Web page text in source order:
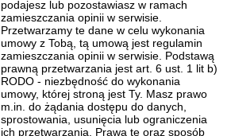
podajesz lub pozostawiasz w ramach
zamieszczania opinii w serwisie.
Przetwarzamy te dane w celu wykonania
umowy z Tobą, tą umową jest regulamin
zamieszczania opinii w serwisie. Podstawą
prawną przetwarzania jest art. 6 ust. 1 lit b)
RODO - niezbędność do wykonania
umowy, której stroną jest Ty. Masz prawo
m.in. do żądania dostępu do danych,
sprostowania, usunięcia lub ograniczenia
ich przetwarzania. Prawa te oraz sposób